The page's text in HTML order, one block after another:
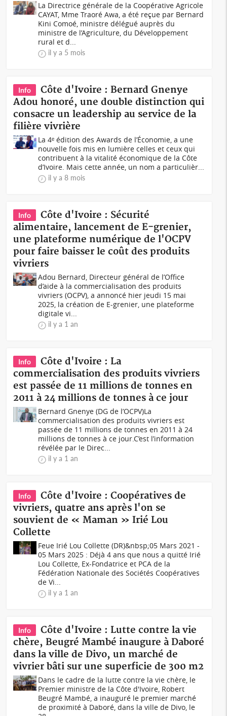
La Directrice générale de la Coopérative Agricole
CAYAT, Mme Traoré Awa, a été reçue par Bernard
Kini Comoé, ministre délégué auprès du
ministre de l’Agriculture, du Développement
rural et d...
il y a 5 mois
Info
Côte d'Ivoire : Bernard Gnenye
Adou honoré, une double distinction qui
consacre un leadership au service de la
filière vivrière
La 4ᵉ édition des Awards de l’Économie, a une
nouvelle fois mis en lumière celles et ceux qui
contribuent à la vitalité économique de la Côte
d’Ivoire. Mais cette année, un nom a particulièr...
il y a 8 mois
Info
Côte d'Ivoire : Sécurité
alimentaire, lancement de E-grenier,
une plateforme numérique de l'OCPV
pour faire baisser le coût des produits
vivriers
Adou Bernard, Directeur général de l’Office
d’aide à la commercialisation des produits
vivriers (OCPV), a annoncé hier jeudi 15 mai
2025, la création de E-grenier, une plateforme
digitale vi...
il y a 1 an
Info
Côte d'Ivoire : La
commercialisation des produits vivriers
est passée de 11 millions de tonnes en
2011 à 24 millions de tonnes à ce jour
Bernard Gnenye (DG de l’OCPV)La
commercialisation des produits vivriers est
passée de 11 millions de tonnes en 2011 à 24
millions de tonnes à ce jour.C’est l’information
révélée par le Direc...
il y a 1 an
Info
Côte d'Ivoire : Coopératives de
vivriers, quatre ans après l'on se
souvient de « Maman » Irié Lou
Collette
Feue Irié Lou Collette (DR)&nbsp;05 Mars 2021 -
05 Mars 2025 : Déjà 4 ans que nous a quitté Irié
Lou Collette, Ex-Fondatrice et PCA de la
Fédération Nationale des Sociétés Coopératives
de Vi...
il y a 1 an
Info
Côte d'Ivoire : Lutte contre la vie
chère, Beugré Mambé inaugure à Daboré
dans la ville de Divo, un marché de
vivrier bâti sur une superficie de 300 m2
Dans le cadre de la lutte contre la vie chère, le
Premier ministre de la Côte d'Ivoire, Robert
Beugré Mambé, a inauguré le premier marché
de proximité à Daboré, dans la ville de Divo, le